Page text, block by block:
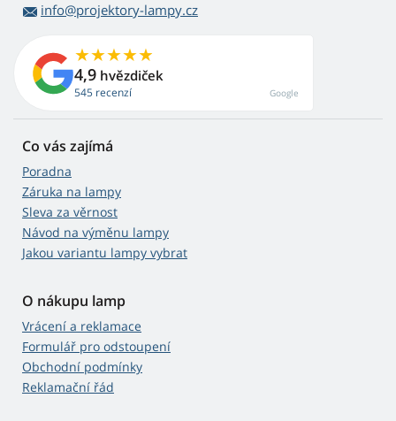
info@projektory-lampy.cz
4,9 hvězdiček
545 recenzí Google
Co vás zajímá
Poradna
Záruka na lampy
Sleva za věrnost
Návod na výměnu lampy
Jakou variantu lampy vybrat
O nákupu lamp
Vrácení a reklamace
Formulář pro odstoupení
Obchodní podmínky
Reklamační řád